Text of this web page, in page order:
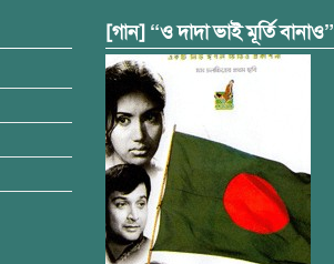
[গান] “ও দাদা ভাই মূর্তি বানাও”